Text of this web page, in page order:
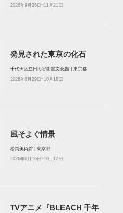
2026年9月26日~11月21日
発見された東京の化石
千代田区立日比谷図書文化館 | 東京都
2026年8月29日~10月18日
風そよぐ情景
松岡美術館 | 東京都
2026年6月16日~10月12日
TVアニメ『BLEACH 千年